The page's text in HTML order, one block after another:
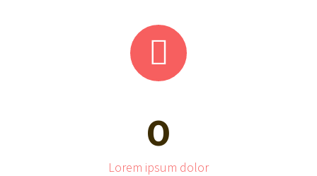


0
Lorem ipsum dolor